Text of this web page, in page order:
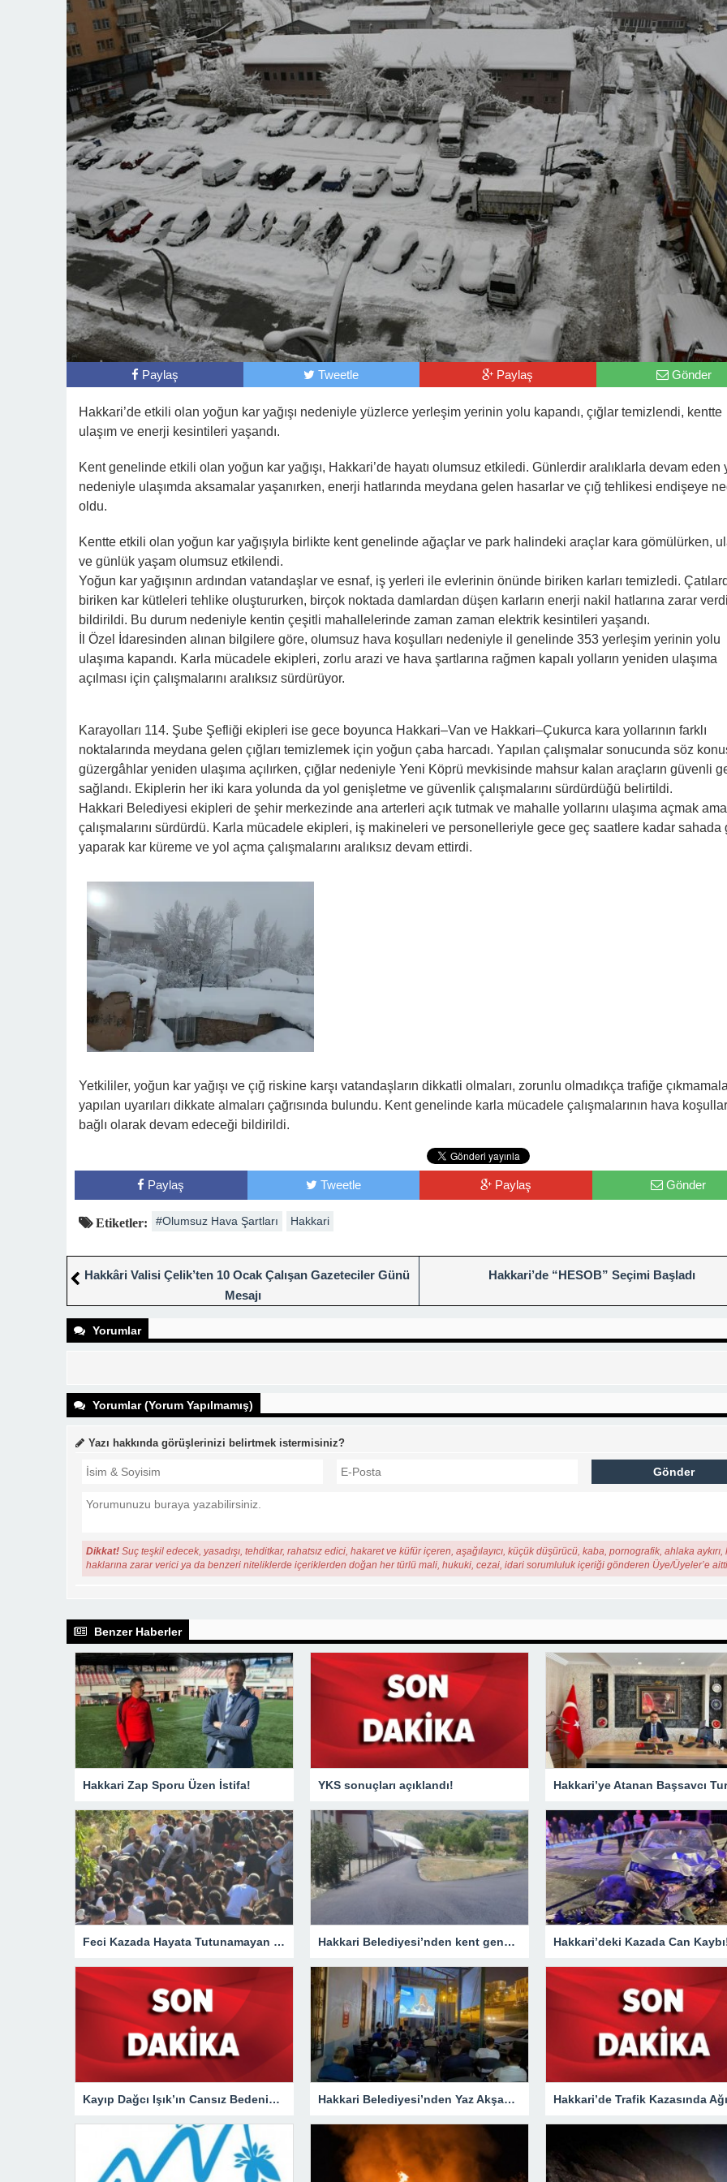
Paylaş Tweetle Paylaş Gönder
Hakkari’de etkili olan yoğun kar yağışı nedeniyle yüzlerce yerleşim yerinin yolu kapandı, çığlar temizlendi, kentte
ulaşım ve enerji kesintileri yaşandı.
Kent genelinde etkili olan yoğun kar yağışı, Hakkari’de hayatı olumsuz etkiledi. Günlerdir aralıklarla devam eden
nedeniyle ulaşımda aksamalar yaşanırken, enerji hatlarında meydana gelen hasarlar ve çığ tehlikesi endişeye
oldu.
Kentte etkili olan yoğun kar yağışıyla birlikte kent genelinde ağaçlar ve park halindeki araçlar kara gömülürken,
ve günlük yaşam olumsuz etkilendi.
Yoğun kar yağışının ardından vatandaşlar ve esnaf, iş yerleri ile evlerinin önünde biriken karları temizledi.
biriken kar kütleleri tehlike oluştururken, birçok noktada damlardan düşen karların enerji nakil hatlarına zarar
bildirildi. Bu durum nedeniyle kentin çeşitli mahallelerinde zaman zaman elektrik kesintileri yaşandı.
İl Özel İdaresinden alınan bilgilere göre, olumsuz hava koşulları nedeniyle il genelinde 353 yerleşim yerinin yolu
ulaşıma kapandı. Karla mücadele ekipleri, zorlu arazi ve hava şartlarına rağmen kapalı yolların yeniden ulaşıma
açılması için çalışmalarını aralıksız sürdürüyor.
Karayolları 114. Şube Şefliği ekipleri ise gece boyunca Hakkari–Van ve Hakkari–Çukurca kara yollarının farklı
noktalarında meydana gelen çığları temizlemek için yoğun çaba harcadı. Yapılan çalışmalar sonucunda söz
güzergâhlar yeniden ulaşıma açılırken, çığlar nedeniyle Yeni Köprü mevkisinde mahsur kalan araçların güvenli
sağlandı. Ekiplerin her iki kara yolunda da yol genişletme ve güvenlik çalışmalarını sürdürdüğü belirtildi.
Hakkari Belediyesi ekipleri de şehir merkezinde ana arterleri açık tutmak ve mahalle yollarını ulaşıma açmak
çalışmalarını sürdürdü. Karla mücadele ekipleri, iş makineleri ve personelleriyle gece geç saatlere kadar sahada
yaparak kar küreme ve yol açma çalışmalarını aralıksız devam ettirdi.
Yetkililer, yoğun kar yağışı ve çığ riskine karşı vatandaşların dikkatli olmaları, zorunlu olmadıkça trafiğe
yapılan uyarıları dikkate almaları çağrısında bulundu. Kent genelinde karla mücadele çalışmalarının hava
bağlı olarak devam edeceği bildirildi.
Paylaş Tweetle Paylaş Gönder
Etiketler: #Olumsuz Hava Şartları Hakkari
Hakkâri Valisi Çelik’ten 10 Ocak Çalışan Gazeteciler Günü
Mesajı
Hakkari’de “HESOB” Seçimi Başladı
Yorumlar
Yorumlar (Yorum Yapılmamış)
Yazı hakkında görüşlerinizi belirtmek istermisiniz?
Dikkat! Suç teşkil edecek, yasadışı, tehditkar, rahatsız edici, hakaret ve küfür içeren, aşağılayıcı, küçük düşürücü, kaba, pornografik, ahlaka aykırı,
haklarına zarar verici ya da benzeri niteliklerde içeriklerden doğan her türlü mali, hukuki, cezai, idari sorumluluk içeriği gönderen Üye/Üyeler’e
Benzer Haberler
Hakkari Zap Sporu Üzen İstifa! YKS sonuçları açıklandı!
Feci Kazada Hayata Tutunamayan Ertunç Toprağa Verildi Hakkari Belediyesi’nden kent genelinde yoğun asfalt mesaisi Hakkari’deki Kazada Can
Kayıp Dağcı Işık’ın Cansız Bedenine Ulaşıldı! Hakkari Belediyesi’nden Yaz Akşamlarına Sinema Etkinliği